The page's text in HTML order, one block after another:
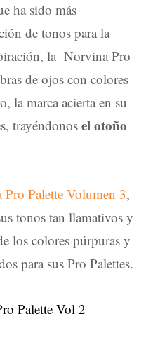
ha sido más
de tonos para la
la Norvina Pro
de ojos con colores
la marca acierta en su
trayéndonos el otoño
Palette Volumen 3,
tonos tan llamativos y
los colores púrpuras y
para sus Pro Palettes.